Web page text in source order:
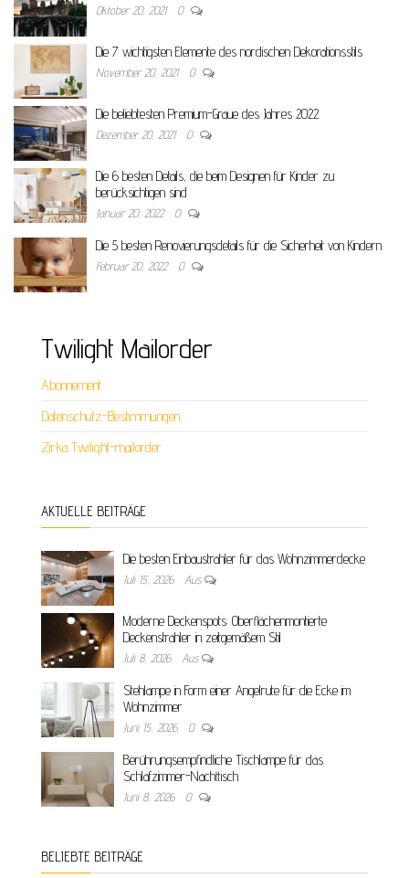
Oktober 20, 2021 0
Die 7 wichtigsten Elemente des nordischen Dekorationsstils
November 20, 2021 0
Die beliebtesten Premium-Graue des Jahres 2022
Dezember 20, 2021 0
Die 6 besten Details, die beim Designen für Kinder zu
berücksichtigen sind
Januar 20, 2022 0
Die 5 besten Renovierungsdetails für die Sicherheit von Kindern
Februar 20, 2022 0
Twilight Mailorder
Abonnement
Datenschutz-Bestimmungen
Zirka Twilight-mailorder
AKTUELLE BEITRÄGE
Die besten Einbaustrahler für das Wohnzimmerdecke
Juli 15, 2026 Aus
Moderne Deckenspots: Oberflächenmontierte
Deckenstrahler in zeitgemäßem Stil
Juli 8, 2026 Aus
Stehlampe in Form einer Angelrute für die Ecke im
Wohnzimmer
Juni 15, 2026 0
Berührungsempfindliche Tischlampe für das
Schlafzimmer-Nachttisch
Juni 8, 2026 0
BELIEBTE BEITRÄGE